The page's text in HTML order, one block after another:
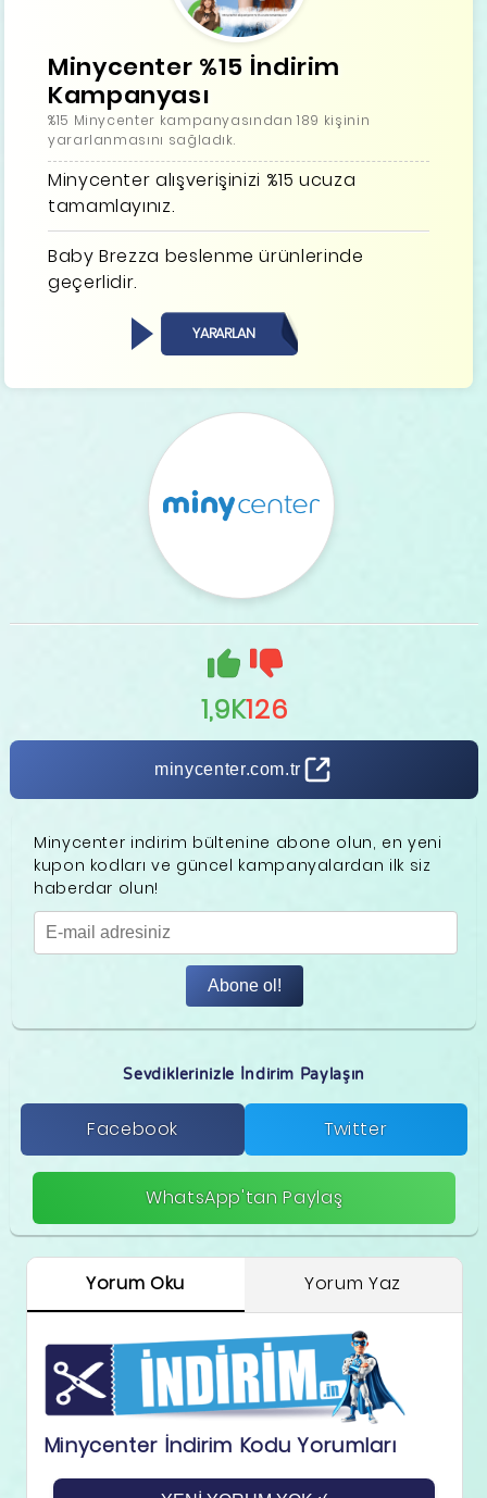
Minycenter %15 İndirim
Kampanyası
%15 Minycenter kampanyasından 189 kişinin
yararlanmasını sağladık.
Minycenter alışverişinizi %15 ucuza
tamamlayınız.
Baby Brezza beslenme ürünlerinde
geçerlidir.
YARARLAN
1,9K126
minycenter.com.tr
Minycenter indirim bültenine abone olun, en yeni
kupon kodları ve güncel kampanyalardan ilk siz
haberdar olun!
Abone ol!
Sevdiklerinizle İndirim Paylaşın
Facebook Twitter
WhatsApp'tan Paylaş
Yorum Oku Yorum Yaz
Minycenter İndirim Kodu Yorumları